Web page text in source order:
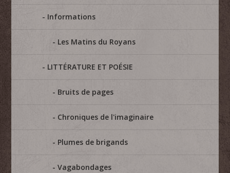
Informations
Les Matins du Royans
LITTÉRATURE ET POÉSIE
Bruits de pages
Chroniques de l'imaginaire
Plumes de brigands
Vagabondages